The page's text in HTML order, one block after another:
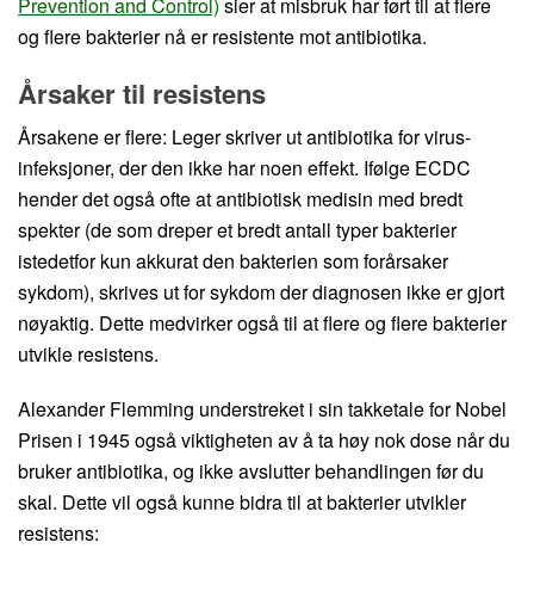
og flere bakterier nå er resistente mot antibiotika.
Årsaker til resistens
Årsakene er flere: Leger skriver ut antibiotika for virus-
infeksjoner, der den ikke har noen effekt. Ifølge ECDC
hender det også ofte at antibiotisk medisin med bredt
spekter (de som dreper et bredt antall typer bakterier
istedetfor kun akkurat den bakterien som forårsaker
sykdom), skrives ut for sykdom der diagnosen ikke er gjort
nøyaktig. Dette medvirker også til at flere og flere bakterier
utvikle resistens.
Alexander Flemming understreket i sin takketale for Nobel
Prisen i 1945 også viktigheten av å ta høy nok dose når du
bruker antibiotika, og ikke avslutter behandlingen før du
skal. Dette vil også kunne bidra til at bakterier utvikler
resistens: